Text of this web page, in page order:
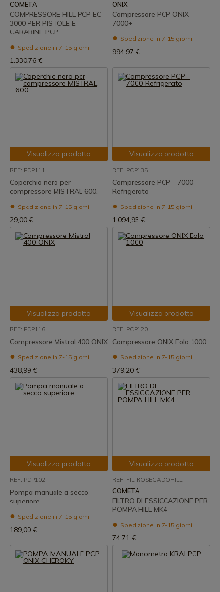
COMETA
COMPRESSORE HILL PCP EC
3000 PER PISTOLE E
CARABINE PCP
Spedizione in 7-15 giorni
1.330,76 €
ONIX
Compressore PCP ONIX
7000+
Spedizione in 7-15 giorni
994,97 €
Visualizza prodotto
REF: PCP111
Coperchio nero per
compressore MISTRAL 600.
Spedizione in 7-15 giorni
29,00 €
Visualizza prodotto
REF: PCP135
Compressore PCP - 7000
Refrigerato
Spedizione in 7-15 giorni
1.094,95 €
Visualizza prodotto
REF: PCP116
Compressore Mistral 400 ONIX
Spedizione in 7-15 giorni
438,99 €
Visualizza prodotto
REF: PCP120
Compressore ONIX Eolo 1000
Spedizione in 7-15 giorni
379,20 €
Visualizza prodotto
REF: PCP102
Pompa manuale a secco
superiore
Spedizione in 7-15 giorni
189,00 €
Visualizza prodotto
REF: FILTROSECADOHILL
COMETA
FILTRO DI ESSICCAZIONE PER
POMPA HILL MK4
Spedizione in 7-15 giorni
74,71 €